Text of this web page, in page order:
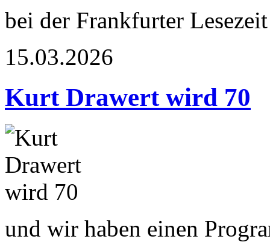
bei der Frankfurter Lesezeit
15.03.2026
Kurt Drawert wird 70
und wir haben einen